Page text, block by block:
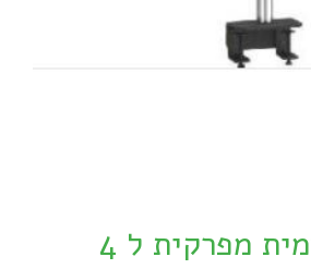
זרוע ארגונומית מפרקית ל 4